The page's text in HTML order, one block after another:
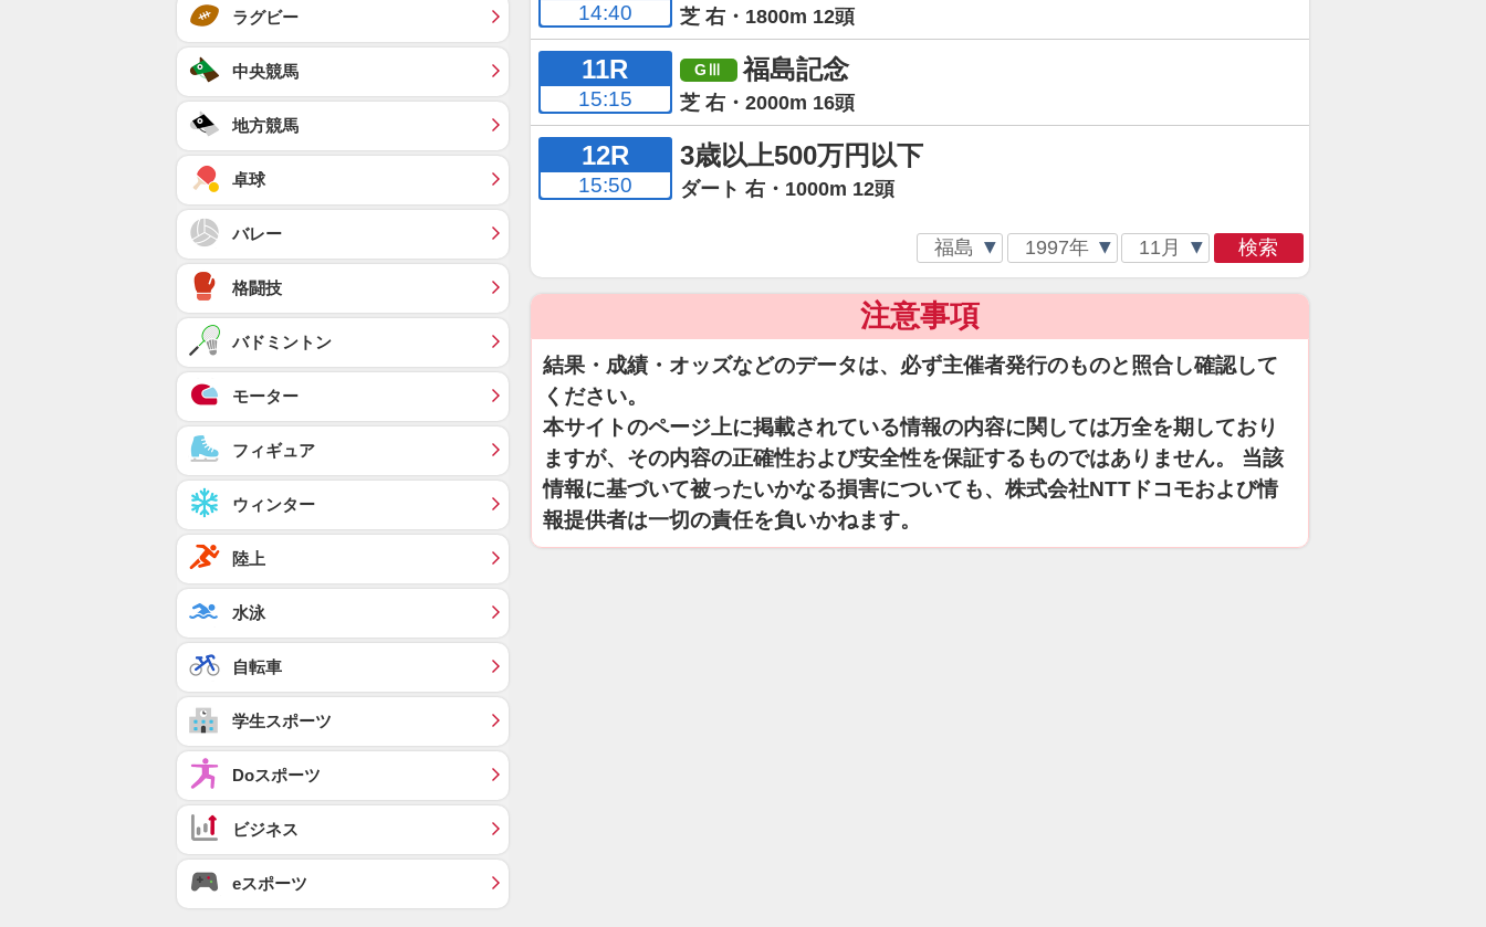
14:40 芝 右・1800m 12頭
11R
15:15
福島記念
芝 右・2000m 16頭
12R
15:50
3歳以上500万円以下
ダート 右・1000m 12頭
検索
注意事項
結果・成績・オッズなどのデータは、必ず主催者発行のものと照合し確認して
ください。
本サイトのページ上に掲載されている情報の内容に関しては万全を期しており
ますが、その内容の正確性および安全性を保証するものではありません。 当該
情報に基づいて被ったいかなる損害についても、株式会社NTTドコモおよび情
報提供者は一切の責任を負いかねます。
ラグビー
中央競馬
地方競馬
卓球
バレー
格闘技
バドミントン
モーター
フィギュア
ウィンター
陸上
水泳
自転車
学生スポーツ
Doスポーツ
ビジネス
eスポーツ